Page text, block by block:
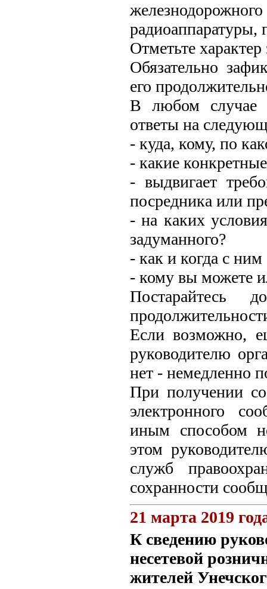
радиоаппаратуры,
Отметьте
Обязательно
его
В любом случае
ответы на
- куда, кому, по
- какие
- выдвигает
посредника или
- на каких
задуманного?
- как и когда с
- кому вы можете
Постарайтесь
Если возможно,
руководителю
нет - немедленно
При получении
электронного
иным способом
этом
служб
сохранности
21 марта 2019
К сведению
несетевой
жителей